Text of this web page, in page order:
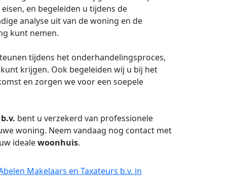
en begeleiden u tijdens de
analyse uit van de woning en de
kunt nemen.
tijdens het onderhandelingsproces,
krijgen. Ook begeleiden wij u bij het
en zorgen we voor een soepele
bent u verzekerd van professionele
woning. Neem vandaag nog contact met
idealewoonhuis.
Makelaars en Taxateurs b.v. in